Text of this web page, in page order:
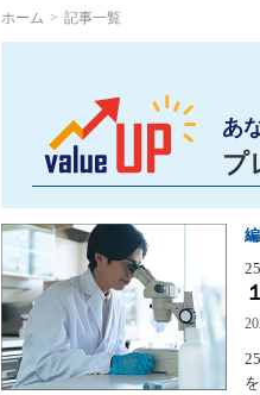
ホーム > 記事一覧
あ
プ